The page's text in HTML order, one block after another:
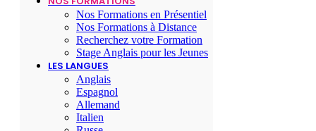
Nos Formations en Présentiel
Nos Formations à Distance
Recherchez votre Formation
Stage Anglais pour les Jeunes
LES LANGUES
Anglais
Espagnol
Allemand
Italien